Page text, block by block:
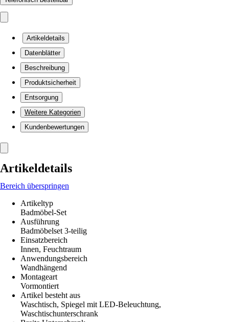
Artikeldetails
Datenblätter
Beschreibung
Produktsicherheit
Entsorgung
Weitere Kategorien
Kundenbewertungen
Artikeldetails
Bereich überspringen
Artikeltyp
Badmöbel-Set
Ausführung
Badmöbelset 3-teilig
Einsatzbereich
Innen, Feuchtraum
Anwendungsbereich
Wandhängend
Montageart
Vormontiert
Artikel besteht aus
Waschtisch, Spiegel mit LED-Beleuchtung,
Waschtischunterschrank